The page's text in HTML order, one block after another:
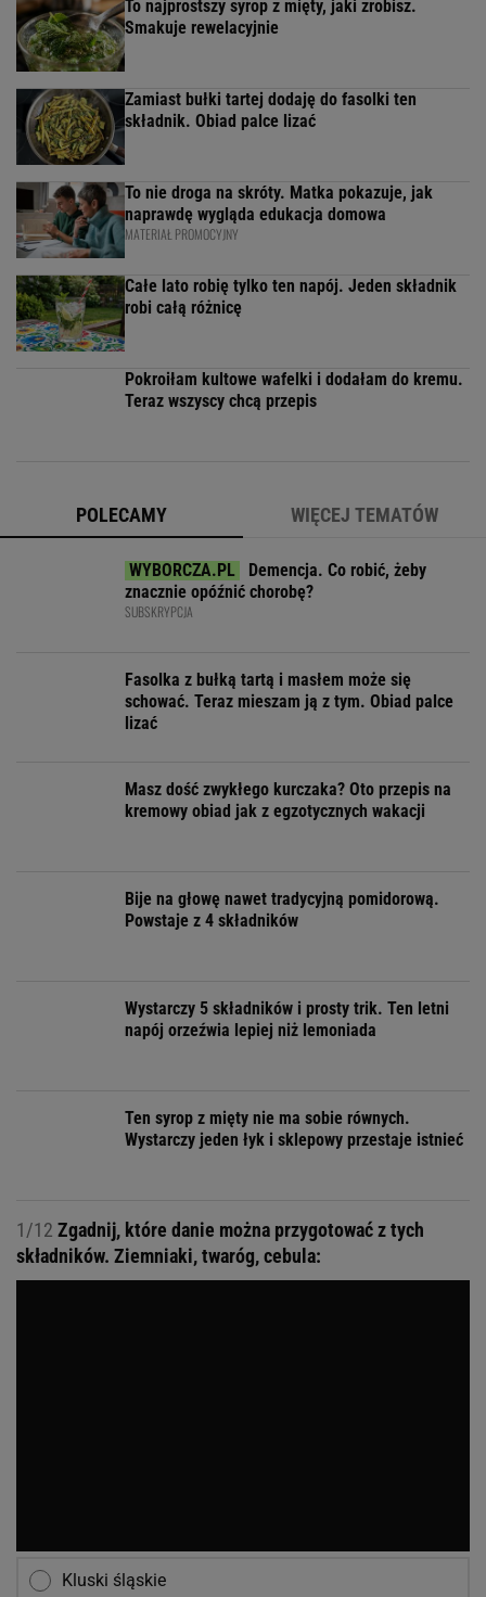
To najprostszy syrop z mięty, jaki zrobisz.
Smakuje rewelacyjnie
Zamiast bułki tartej dodaję do fasolki ten
składnik. Obiad palce lizać
To nie droga na skróty. Matka pokazuje, jak
naprawdę wygląda edukacja domowa
MATERIAŁ PROMOCYJNY
Całe lato robię tylko ten napój. Jeden składnik
robi całą różnicę
Pokroiłam kultowe wafelki i dodałam do kremu.
Teraz wszyscy chcą przepis
POLECAMY WIĘCEJ TEMATÓW
Demencja. Co robić, żeby
znacznie opóźnić chorobę?
SUBSKRYPCJA
Fasolka z bułką tartą i masłem może się
schować. Teraz mieszam ją z tym. Obiad palce
lizać
Masz dość zwykłego kurczaka? Oto przepis na
kremowy obiad jak z egzotycznych wakacji
Bije na głowę nawet tradycyjną pomidorową.
Powstaje z 4 składników
Wystarczy 5 składników i prosty trik. Ten letni
napój orzeźwia lepiej niż lemoniada
Ten syrop z mięty nie ma sobie równych.
Wystarczy jeden łyk i sklepowy przestaje istnieć
1/12 Zgadnij, które danie można przygotować z tych
składników. Ziemniaki, twaróg, cebula:
Kluski śląskie